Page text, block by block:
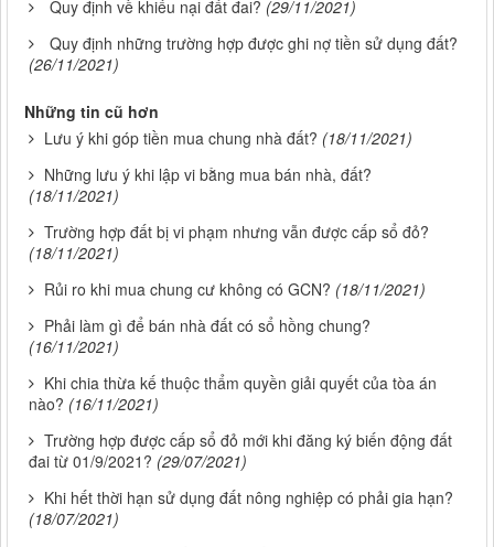
Quy định về khiếu nại đất đai? (29/11/2021)
Quy định những trường hợp được ghi nợ tiền sử dụng đất?
(26/11/2021)
Những tin cũ hơn
Lưu ý khi góp tiền mua chung nhà đất? (18/11/2021)
Những lưu ý khi lập vi bằng mua bán nhà, đất?
(18/11/2021)
Trường hợp đất bị vi phạm nhưng vẫn được cấp sổ đỏ?
(18/11/2021)
Rủi ro khi mua chung cư không có GCN? (18/11/2021)
Phải làm gì để bán nhà đất có sổ hồng chung?
(16/11/2021)
Khi chia thừa kế thuộc thẩm quyền giải quyết của tòa án
nào? (16/11/2021)
Trường hợp được cấp sổ đỏ mới khi đăng ký biến động đất
đai từ 01/9/2021? (29/07/2021)
Khi hết thời hạn sử dụng đất nông nghiệp có phải gia hạn?
(18/07/2021)